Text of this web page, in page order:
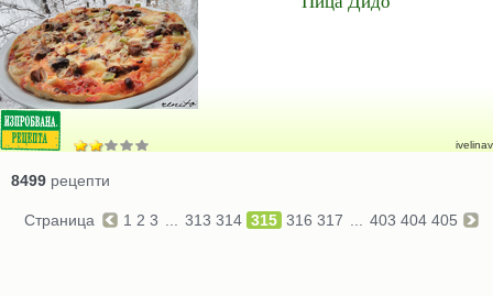
ivelinav
8499 рецепти
Страница 1 2 3 313 314 315 316 317 403 404 405